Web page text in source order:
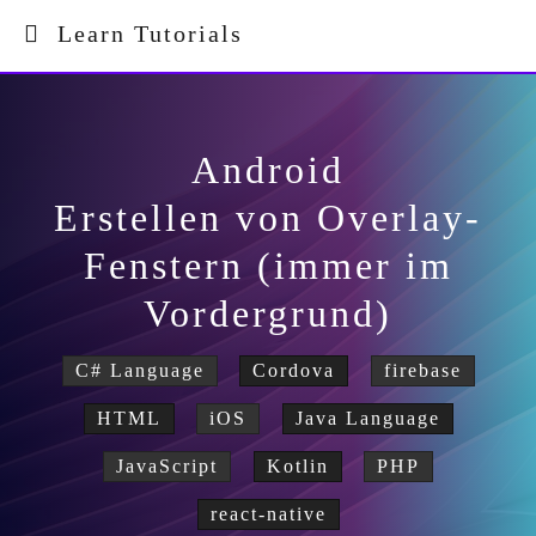
Learn Tutorials
Android
Erstellen von Overlay-
Fenstern (immer im
Vordergrund)
C# Language Cordova firebase
HTML iOS Java Language
JavaScript Kotlin PHP
react-native